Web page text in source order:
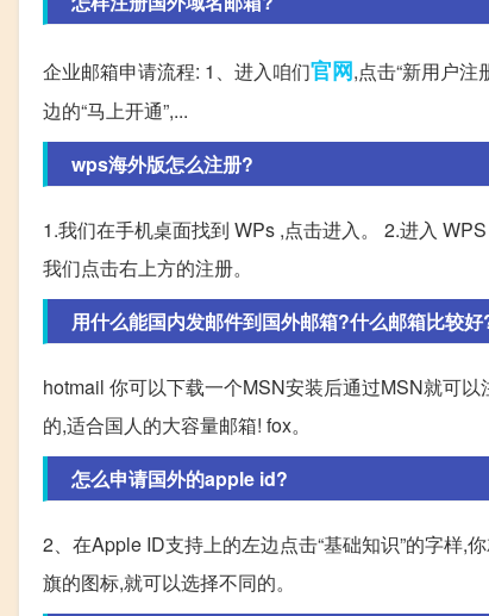
企业邮箱申请流程: 1、进入咱们官网,点击“新用户注
边的“马上开通”,...
wps海外版怎么注册?
1.我们在手机桌面找到 WPs ,点击进入。 2.进入
我们点击右上方的注册。
用什么能国内发邮件到国外邮箱?什么邮箱比较好
hotmail 你可以下载一个MSN安装后通过MSN就可
的,适合国人的大容量邮箱! fox。
怎么申请国外的apple id?
2、在Apple ID支持上的左边点击“基础知识”的字样,
旗的图标,就可以选择不同的。